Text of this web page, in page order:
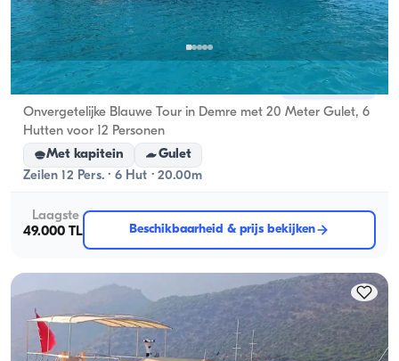
Demre, Antalya Nieuwe boot
Onvergetelijke Blauwe Tour in Demre met 20 Meter Gulet, 6
Hutten voor 12 Personen
Met kapitein
Gulet
Zeilen 12 Pers. · 6 Hut · 20.00m
Laagste
49.000 TL
Beschikbaarheid & prijs bekijken